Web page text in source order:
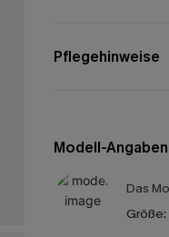
Pflegehinweise
Modell-Angaben
Das
Größe: